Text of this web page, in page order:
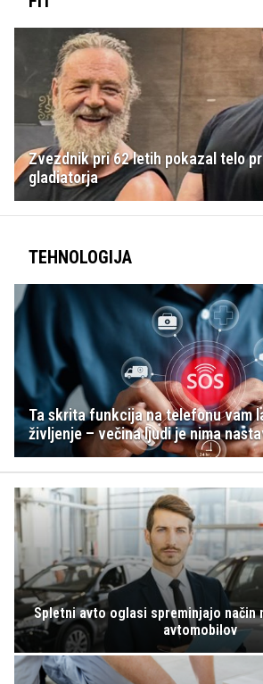
Zvezdnik pri 62 letih pokazal telo
gladiatorja
TEHNOLOGIJA
Ta skrita funkcija na telefonu vam
življenje – večina ljudi je nima
Spletni avto oglasi spreminjajo način
avtomobilov